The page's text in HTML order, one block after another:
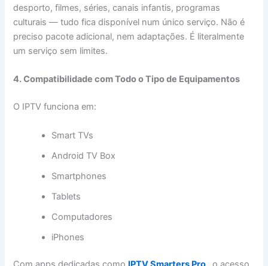
desporto, filmes, séries, canais infantis, programas
culturais — tudo fica disponível num único serviço. Não é
preciso pacote adicional, nem adaptações. É literalmente
um serviço sem limites.
4. Compatibilidade com Todo o Tipo de Equipamentos
O IPTV funciona em:
Smart TVs
Android TV Box
Smartphones
Tablets
Computadores
iPhones